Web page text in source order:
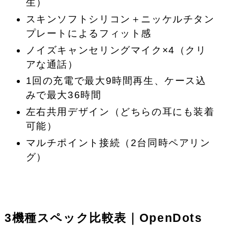
生）
スキンソフトシリコン＋ニッケルチタン
プレートによるフィット感
ノイズキャンセリングマイク×4（クリ
アな通話）
1回の充電で最大9時間再生、ケース込
みで最大36時間
左右共用デザイン（どちらの耳にも装着
可能）
マルチポイント接続（2台同時ペアリン
グ）
3機種スペック比較表｜OpenDots